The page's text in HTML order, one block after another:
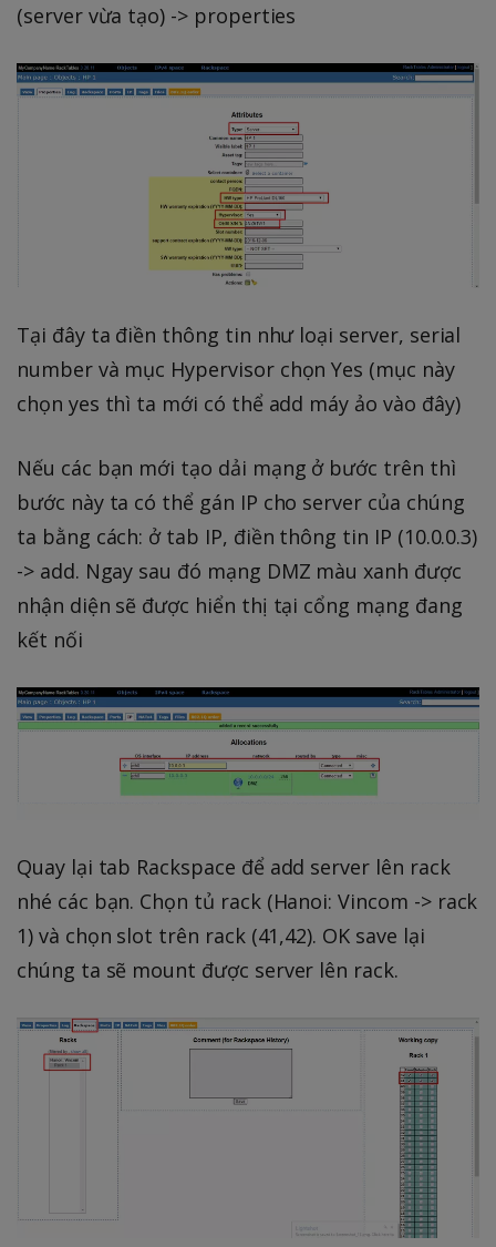
(server vừa tạo) -> properties
Tại đây ta điền thông tin như loại server, serial
number và mục Hypervisor chọn Yes (mục này
chọn yes thì ta mới có thể add máy ảo vào đây)
Nếu các bạn mới tạo dải mạng ở bước trên thì
bước này ta có thể gán IP cho server của chúng
ta bằng cách: ở tab IP, điền thông tin IP (10.0.0.3)
-> add. Ngay sau đó mạng DMZ màu xanh được
nhận diện sẽ được hiển thị tại cổng mạng đang
kết nối
Quay lại tab Rackspace để add server lên rack
nhé các bạn. Chọn tủ rack (Hanoi: Vincom -> rack
1) và chọn slot trên rack (41,42). OK save lại
chúng ta sẽ mount được server lên rack.